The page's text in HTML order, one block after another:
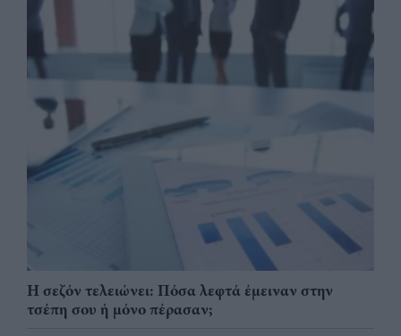
Η σεζόν τελειώνει: Πόσα λεφτά έμειναν στην
τσέπη σου ή μόνο πέρασαν;